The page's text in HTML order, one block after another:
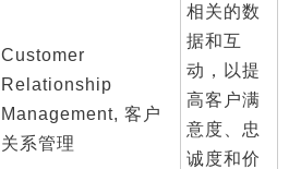
Customer
Relationship
Management, 客户
关系管理
相关的数
据和互
动，以提
高客户满
意度、忠
诚度和价